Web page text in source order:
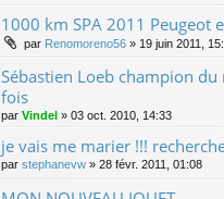
1000 km SPA 2011 Peugeot
par Renomoreno56 » 19 juin 2011,
Sébastien Loeb champion
fois
par Vindel » 03 oct. 2010, 14:33
je vais me marier !!!
par stephanevw » 28 févr. 2011, 01:08